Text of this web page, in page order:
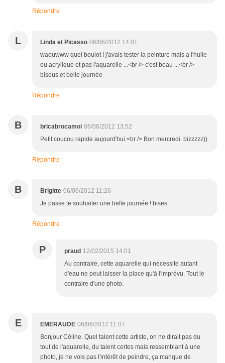
Répondre
L Linda et Picasso 06/06/2012 14:01
waouwww quel boulot ! j'avais tester la peinture mais a l'huile
ou acrylique et pas l'aquarelle ...<br /> c'est beau ...<br />
bisous et belle journée
Répondre
B bricabrocamoi 06/06/2012 13:52
Petit coucou rapide aujourd'hui.<br /> Bon mercredi. bizzzzz))
Répondre
B Brigitte 06/06/2012 11:26
Je passe te souhaiter une belle journée ! bises
Répondre
P praud 12/02/2015 14:01
Au contraire, cette aquarelle qui nécessite autant
d'eau ne peut laisser la place qu'à l'imprévu. Tout le
contraire d'une photo.
E EMERAUDE 06/06/2012 11:07
Bonjour Céline. Quel talent cette artiste, on ne dirait pas du
tout de l'aquarelle, du talent certes mais ressemblant à une
photo, je ne vois pas l'intérêt de peindre, ça manque de